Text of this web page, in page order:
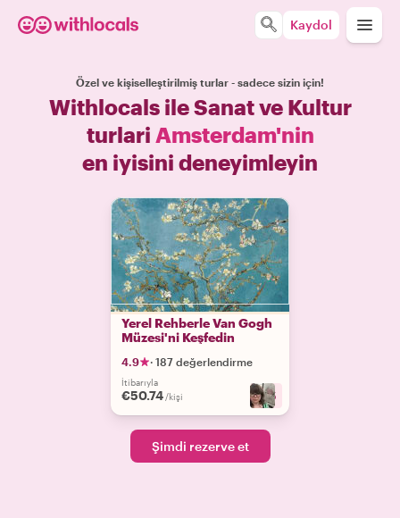
Kaydol
Özel ve kişiselleştirilmiş turlar - sadece sizin için!
Withlocals ile Sanat ve Kultur
turlari Amsterdam'nin
en iyisini deneyimleyin
Yerel Rehberle Van Gogh
Müzesi'ni Keşfedin
4.9 · 187 değerlendirme
İtibarıyla
€50.74 /kişi +5
Şimdi rezerve et